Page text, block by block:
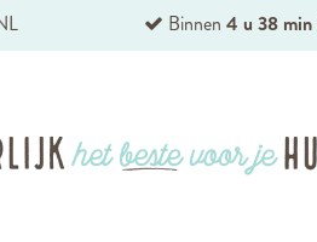
Binnen4 u 38 min